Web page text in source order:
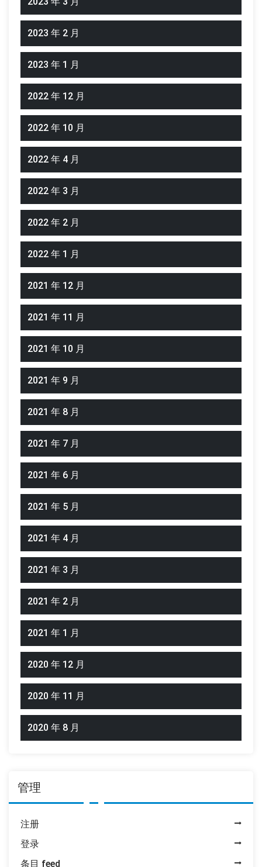
2023 年 2 月
2023 年 1 月
2022 年 12 月
2022 年 10 月
2022 年 4 月
2022 年 3 月
2022 年 2 月
2022 年 1 月
2021 年 12 月
2021 年 11 月
2021 年 10 月
2021 年 9 月
2021 年 8 月
2021 年 7 月
2021 年 6 月
2021 年 5 月
2021 年 4 月
2021 年 3 月
2021 年 2 月
2021 年 1 月
2020 年 12 月
2020 年 11 月
2020 年 8 月
管理
注册
登录
条目 feed